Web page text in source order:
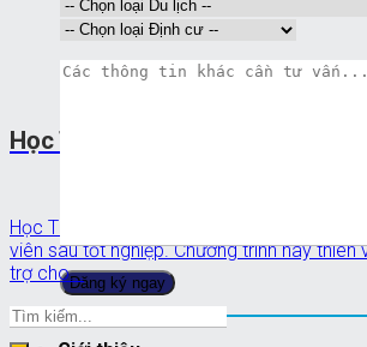
Học Thạc sỹ tại Vương quốc Anh
Học Thạc Sỹ như một sự đầu tư vào tiềm
viên sau tốt nghiệp. Chương trình này thiên
trợ cho...